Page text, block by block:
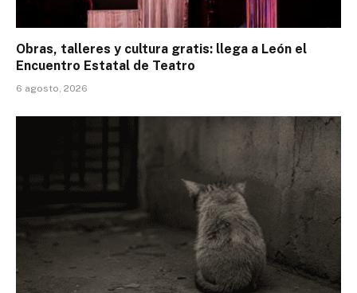
Obras, talleres y cultura gratis: llega a León el
Encuentro Estatal de Teatro
6 agosto, 2026